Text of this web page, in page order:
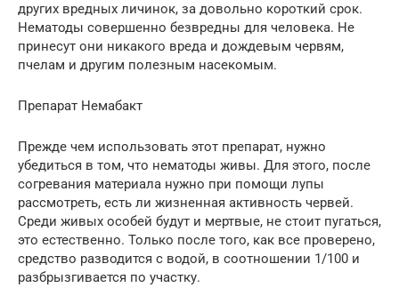
других вредных личинок, за довольно короткий срок.
Нематоды совершенно безвредны для человека. Не
принесут они никакого вреда и дождевым червям,
пчелам и другим полезным насекомым.
Препарат Немабакт
Прежде чем использовать этот препарат, нужно
убедиться в том, что нематоды живы. Для этого, после
согревания материала нужно при помощи лупы
рассмотреть, есть ли жизненная активность червей.
Среди живых особей будут и мертвые, не стоит пугаться,
это естественно. Только после того, как все проверено,
средство разводится с водой, в соотношении 1/100 и
разбрызгивается по участку.